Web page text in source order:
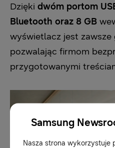
Dzięki dwóm portom
Bluetooth oraz 8 GB
wyświetlacz jest
pozwalając firmom
przygotowanymi
Samsung
Nasza strona